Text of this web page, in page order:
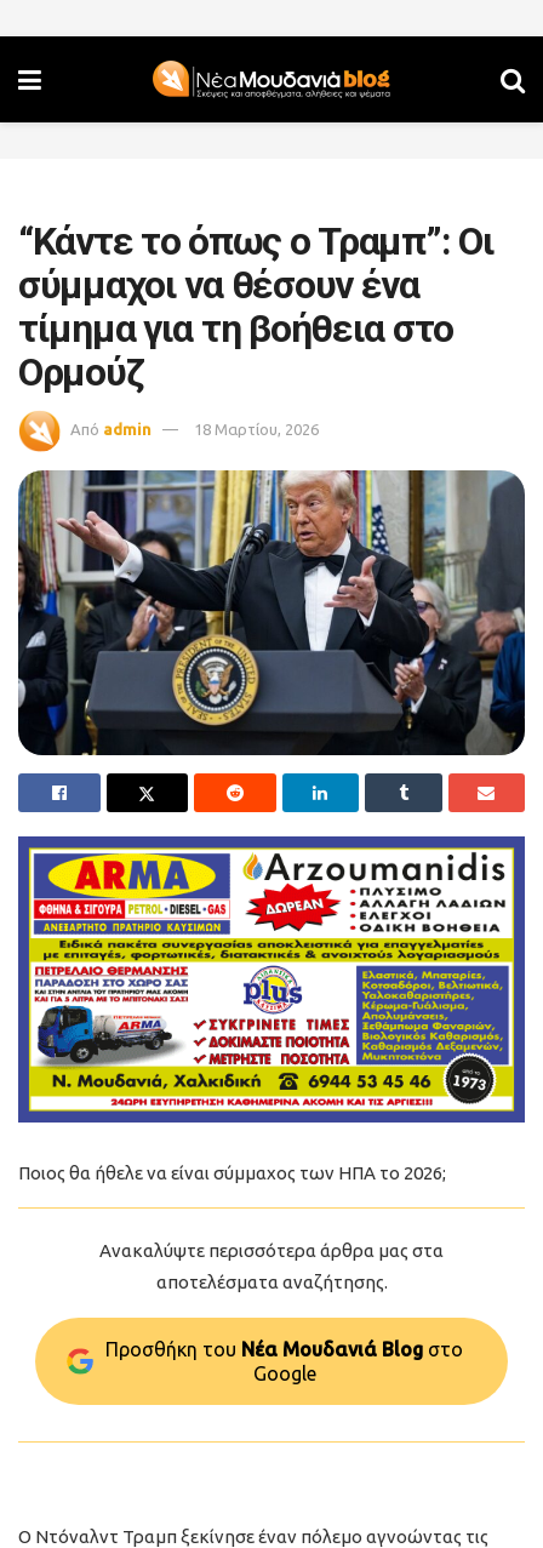
“Κάντε το όπως ο Τραμπ”: Οι
σύμμαχοι να θέσουν ένα
τίμημα για τη βοήθεια στο
Ορμούζ
Από admin 18 Μαρτίου, 2026
Ποιος θα ήθελε να είναι σύμμαχος των ΗΠΑ το 2026;
Ανακαλύψτε περισσότερα άρθρα μας στα
αποτελέσματα αναζήτησης.
Προσθήκη του Νέα Μουδανιά Blog στo
Google
Ο Ντόναλντ Τραμπ ξεκίνησε έναν πόλεμο αγνοώντας τις